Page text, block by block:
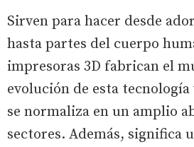
Sirven para hacer desde
hasta partes del cuerpo
impresoras 3D fabrican el
evolución de esta tecnología
se normaliza en un amplio
sectores. Además, significa